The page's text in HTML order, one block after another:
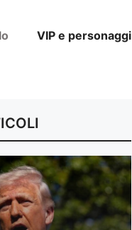
VIP e personaggi